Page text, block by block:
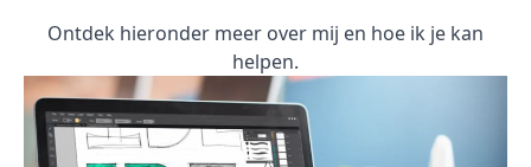
Ontdek hieronder meer over mij en hoe ik je kan
helpen.